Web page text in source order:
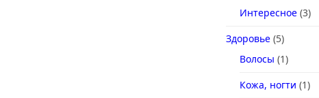
Интересное (3)
Здоровье (5)
Волосы (1)
Кожа, ногти (1)